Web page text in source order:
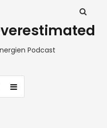
Podcast